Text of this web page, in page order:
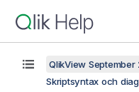
QlikView September
Skriptsyntax och